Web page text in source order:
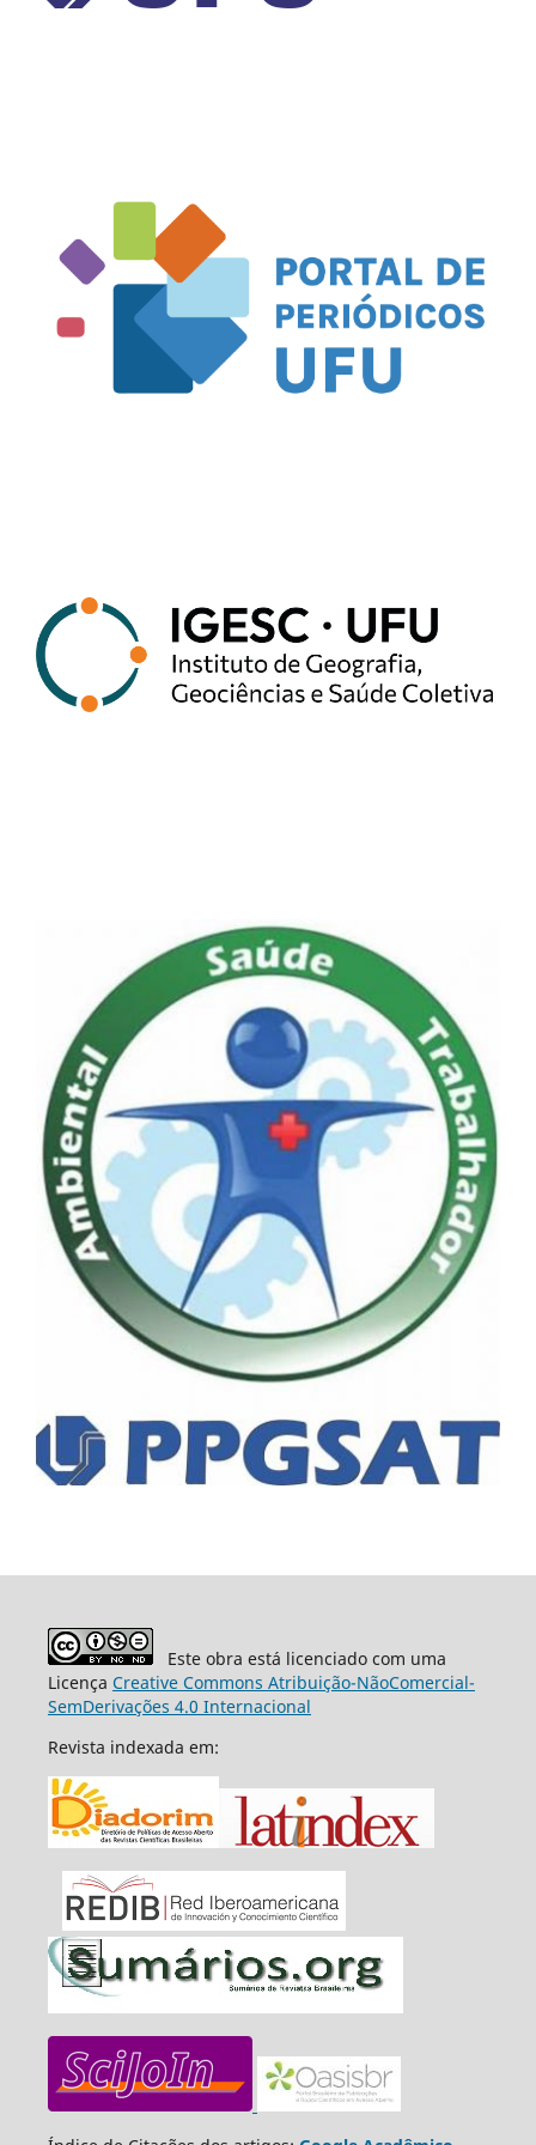
Este obra está licenciado com uma
Licença Creative Commons Atribuição-NãoComercial-
SemDerivações 4.0 Internacional
Revista indexada em: